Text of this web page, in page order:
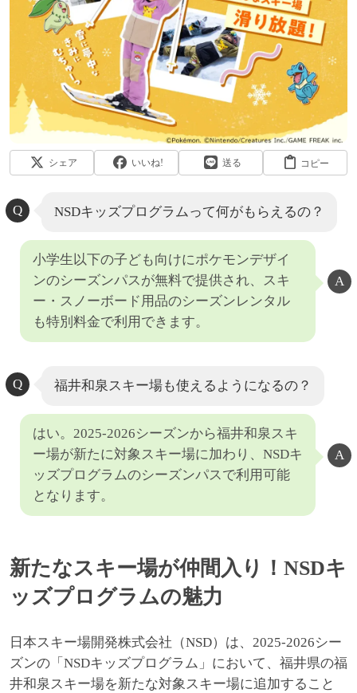
シェア いいね! 送る コピー
NSDキッズプログラムって何がもらえるの？
小学生以下の子ども向けにポケモンデザイ
ンのシーズンパスが無料で提供され、スキ
ー・スノーボード用品のシーズンレンタル
も特別料金で利用できます。
福井和泉スキー場も使えるようになるの？
はい。2025-2026シーズンから福井和泉スキ
ー場が新たに対象スキー場に加わり、NSDキ
ッズプログラムのシーズンパスで利用可能
となります。
新たなスキー場が仲間入り！NSDキ
ッズプログラムの魅力
日本スキー場開発株式会社（NSD）は、2025-2026シー
ズンの「NSDキッズプログラム」において、福井県の福
井和泉スキー場を新たな対象スキー場に追加すること